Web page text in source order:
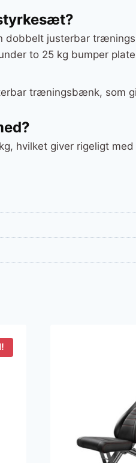
dobbelt justerbar
to 25 kg bumper
træningsbænk, som
hvilket giver rigeligt